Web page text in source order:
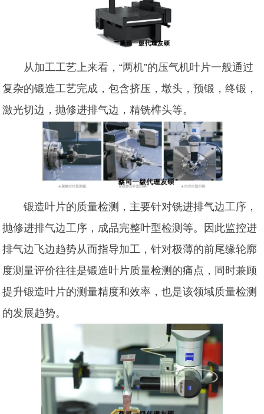
从加工工艺上来看，“两机”的压气机叶片一般通过
复杂的锻造工艺完成，包含挤压，墩头，预锻，终锻，
激光切边，抛修进排气边，精铣榫头等。
锻造叶片的质量检测，主要针对铣进排气边工序，
抛修进排气边工序，成品完整叶型检测等。因此监控进
排气边飞边趋势从而指导加工，针对极薄的前尾缘轮廓
度测量评价往往是锻造叶片质量检测的痛点，同时兼顾
提升锻造叶片的测量精度和效率，也是该领域质量检测
的发展趋势。